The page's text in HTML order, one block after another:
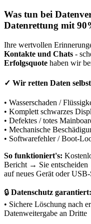
Was tun bei
Datenrettung mit
Ihre wertvollen
Kontakte und Chats -
Erfolgsquote haben wir
✓ Wir retten Daten
• Wasserschaden /
• Komplett schwarzes
• Defektes / totes
• Mechanische
• Softwarefehler / Boot-
So funktioniert's:
Bericht → Sie
auf neues Gerät oder
🔒 Datenschutz garantiert:
• Sichere Löschung nach
Datenweitergabe an Dritte